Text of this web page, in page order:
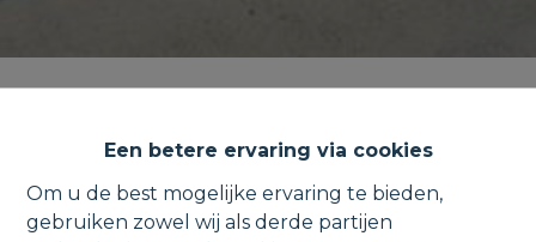
Een betere ervaring via cookies
Om u de best mogelijke ervaring te bieden,
gebruiken zowel wij als derde partijen
Ruim app. met ondergrondse
autostaanplaats nabij centrum.